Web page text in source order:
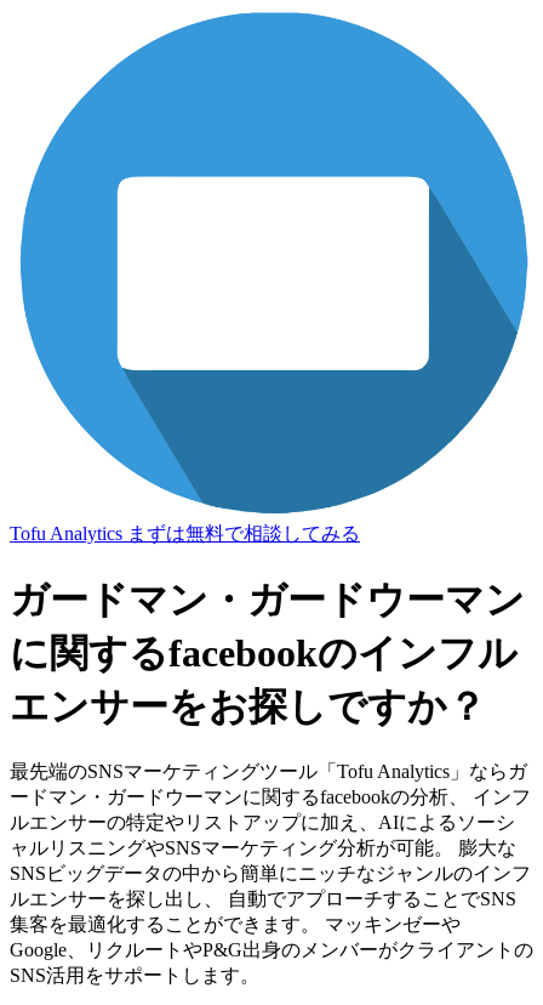
Tofu Analytics まずは無料で相談してみる
ガードマン・ガードウーマン
に関するfacebookのインフル
エンサーをお探しですか？
最先端のSNSマーケティングツール「Tofu Analytics」ならガ
ードマン・ガードウーマンに関するfacebookの分析、 インフ
ルエンサーの特定やリストアップに加え、AIによるソーシ
ャルリスニングやSNSマーケティング分析が可能。 膨大な
SNSビッグデータの中から簡単にニッチなジャンルのインフ
ルエンサーを探し出し、 自動でアプローチすることでSNS
集客を最適化することができます。 マッキンゼーや
Google、リクルートやP&G出身のメンバーがクライアントの
SNS活用をサポートします。